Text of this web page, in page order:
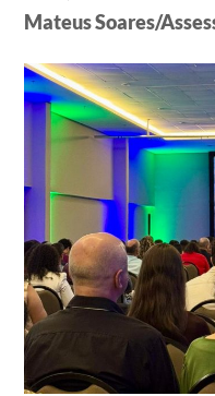
Mateus Soares/